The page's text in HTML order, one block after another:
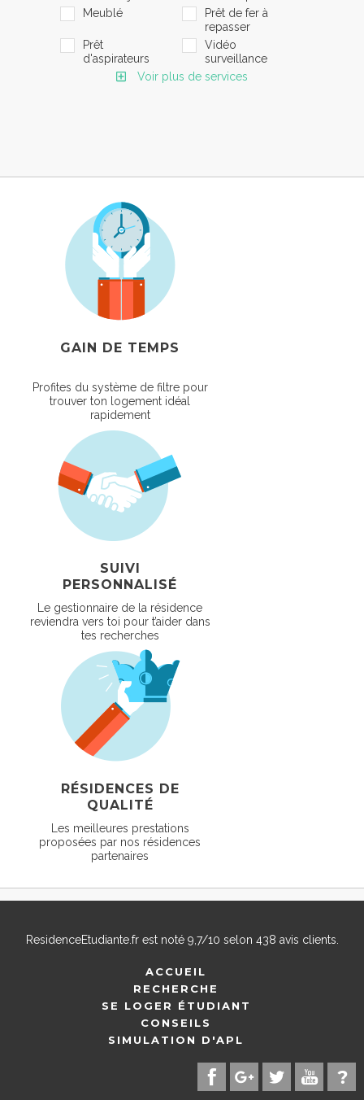
Meublé
Prêt de fer à
repasser
Prêt
d'aspirateurs
Vidéo
surveillance
Voir plus de services
GAIN DE TEMPS
Profites du système de filtre pour
trouver ton logement idéal
rapidement
SUIVI
PERSONNALISÉ
Le gestionnaire de la résidence
reviendra vers toi pour t’aider dans
tes recherches
RÉSIDENCES DE
QUALITÉ
Les meilleures prestations
proposées par nos résidences
partenaires
ResidenceEtudiante.frest noté 9,7/10 selon 438 avis clients.
ACCUEIL
RECHERCHE
SE LOGER ÉTUDIANT
CONSEILS
SIMULATION D'APL